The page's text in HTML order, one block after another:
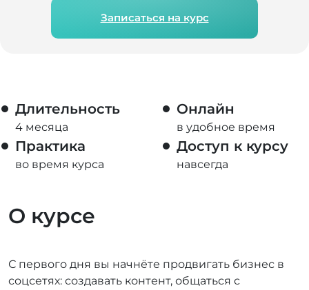
Записаться на курс
Длительность
4 месяца
Онлайн
в удобное время
Практика
во время курса
Доступ к курсу
навсегда
О курсе
С первого дня вы начнёте продвигать бизнес в
соцсетях: создавать контент, общаться с